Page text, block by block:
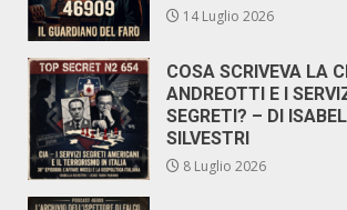
14 Luglio 2026
COSA SCRIVEVA LA
ANDREOTTI E I
SEGRETI? – DI
SILVESTRI
8 Luglio 2026